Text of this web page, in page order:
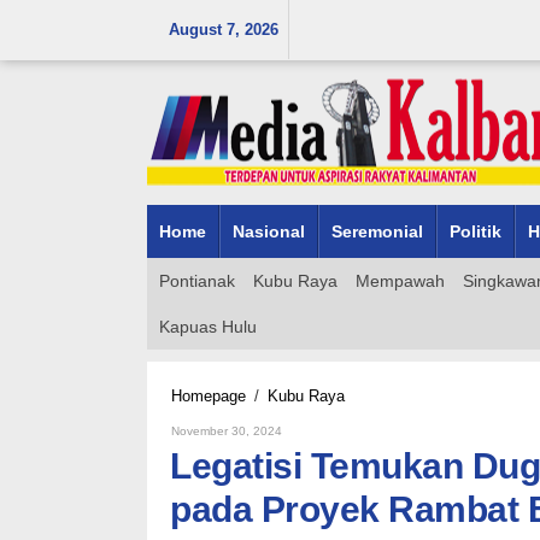
August 7, 2026
Home Nasional Seremonial Politik
Pontianak Kubu Raya Mempawah
Kapuas Hulu
Homepage / Kubu RayaLegatisi
Pekerjaan
Asal-
Asalan
pada
November 30, 2024
Legatisi Temukan
pada Proyek Rambat